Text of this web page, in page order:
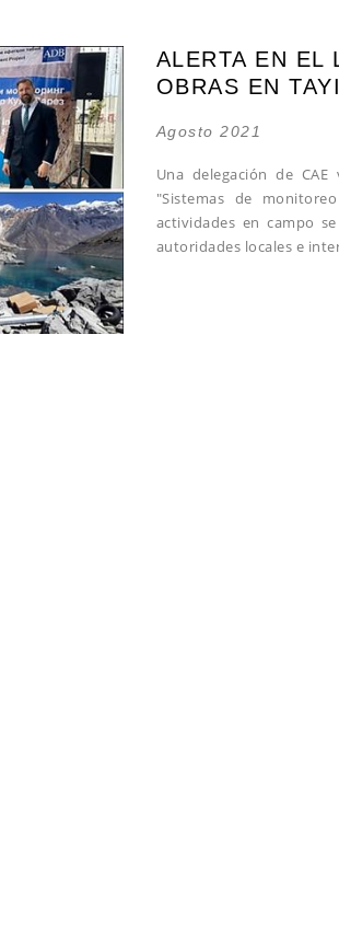
ALERTA EN EL
OBRAS EN
Agosto 2021
Una delegación de
"Sistemas de
actividades en campo
autoridades locales e